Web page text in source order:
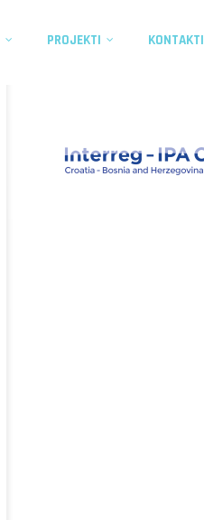
PROJEKTI KONTAKTI